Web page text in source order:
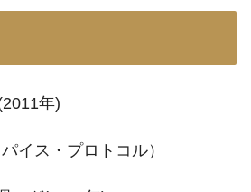
年)
イス・プロトコル）